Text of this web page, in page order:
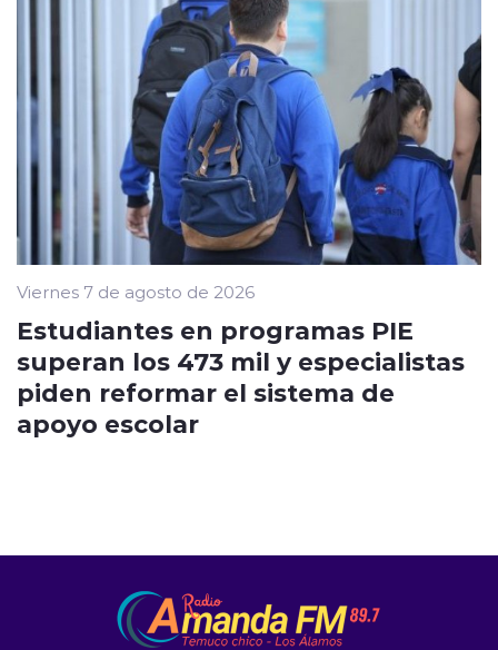
Viernes 7 de agosto de 2026
Estudiantes en programas PIE
superan los 473 mil y especialistas
piden reformar el sistema de
apoyo escolar